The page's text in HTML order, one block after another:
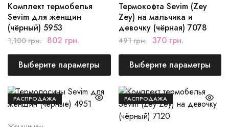
Комплект термобелья
Sevim для женщин
(чёрный) 5953
1,100грн. 802 грн.
Выберите параметры
Термокофта Sevim (Zey
Zey) на мальчика и
девочку (чёрная) 7078
491грн. 370 грн.
Выберите параметры
РАСПРОДАЖА РАСПРОДАЖА